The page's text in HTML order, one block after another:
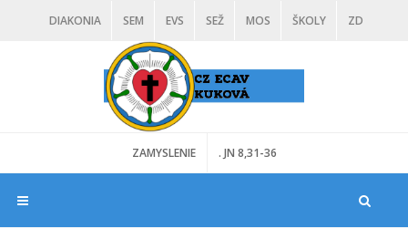
DIAKONIA SEM EVS SEŽ MOS ŠKOLY ZD
VD
ZAMYSLENIE . JN 8,31-36